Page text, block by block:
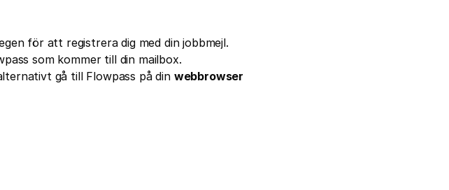
för att registrera dig med din jobbmejl.
som kommer till din mailbox.
gå till Flowpass på din webbrowser